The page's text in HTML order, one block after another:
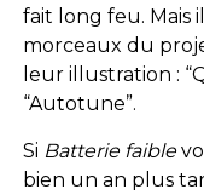
fait long feu. Mais
morceaux du
leur illustration :
“Autotune”.
Si Batterie faible
bien un an plus